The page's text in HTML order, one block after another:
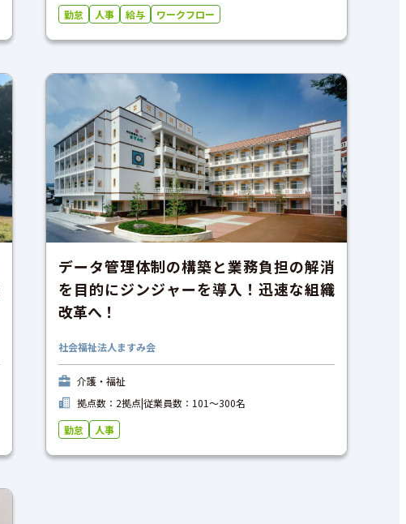
勤怠
人事 給与 ワークフロー
データ管理体制の構築と業務負担の解消
を目的にジンジャーを導入！迅速な組織
改革へ！
社会福祉法人ますみ会
介護・福祉
拠点数：2拠点|従業員数：101〜300名
勤怠
人事